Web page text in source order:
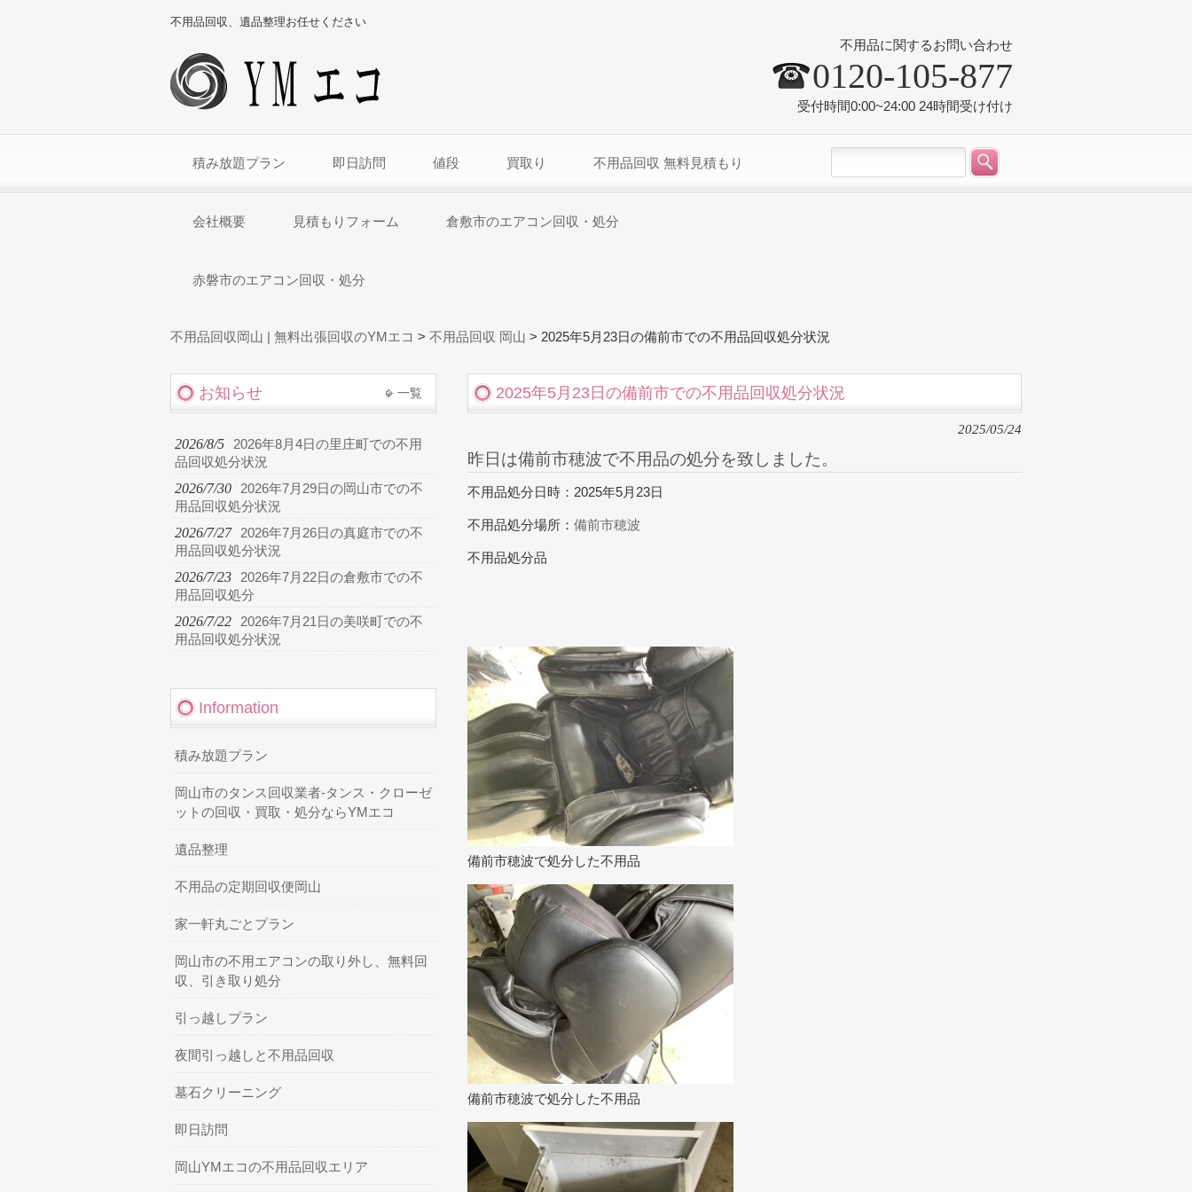
不用品回収、遺品整理お任せください
不用品に関するお問い合わせ
0120-105-877
受付時間0:00~24:00 24時間受け付け
積み放題プラン 即日訪問 値段 買取り 不用品回収 無料見積もり
会社概要 見積もりフォーム 倉敷市のエアコン回収・処分
赤磐市のエアコン回収・処分
不用品回収岡山 | 無料出張回収のYMエコ > 不用品回収 岡山 > 2025年5月23日の備前市での不用品回収処分状況
2025年5月23日の備前市での不用品回収処分状況
2025/05/24
昨日は備前市穂波で不用品の処分を致しました。
不用品処分日時：2025年5月23日
不用品処分場所： 備前市穂波
不用品処分品
備前市穂波で処分した不用品
備前市穂波で処分した不用品
お知らせ 一覧
2026/8/5
2026年8月4日の里庄町での不用
品回収処分状況
2026/7/30
2026年7月29日の岡山市での不
用品回収処分状況
2026/7/27
2026年7月26日の真庭市での不
用品回収処分状況
2026/7/23
2026年7月22日の倉敷市での不
用品回収処分
2026/7/22
2026年7月21日の美咲町での不
用品回収処分状況
Information
積み放題プラン
岡山市のタンス回収業者-タンス・クローゼ
ットの回収・買取・処分ならYMエコ
遺品整理
不用品の定期回収便岡山
家一軒丸ごとプラン
岡山市の不用エアコンの取り外し、無料回
収、引き取り処分
引っ越しプラン
夜間引っ越しと不用品回収
墓石クリーニング
即日訪問
岡山YMエコの不用品回収エリア